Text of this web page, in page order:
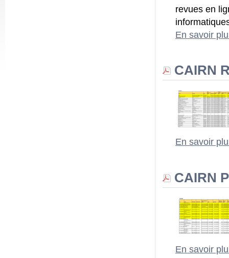
revues en
En savoir
CAIRN
En savoir
CAIRN
En savoir